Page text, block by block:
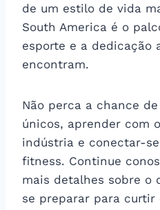
de um estilo de vida
South America é o
esporte e a dedicação
encontram.
Não perca a chance
únicos, aprender com
indústria e conectar-
fitness. Continue
mais detalhes sobre o
se preparar para curtir